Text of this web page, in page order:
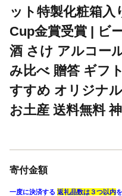
ット特製化粧箱
Cup金賞受賞 | ビ
酒 さけ アルコー
み比べ 贈答 ギフ
すすめ オリジナ
お土産 送料無料
寄付金額
一度に決済する 返礼品数は３つ以内